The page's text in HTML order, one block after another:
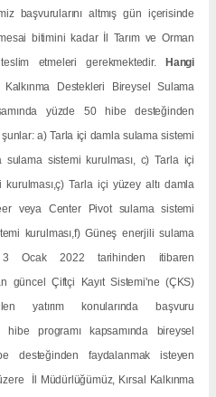
başvurularını altmış gün içerisinde
bitimini kadar İl Tarım ve Orman
etmeleri gerekmektedir.
Hangi
Kalkınma Destekleri Bireysel Sulama
yüzde 50 hibe desteğinden
şunlar:a) Tarla içi damla sulama sistemi
sistemi kurulması, c) Tarla içi
ç) Tarla içi yüzey altı damla
veya Center Pivot sulama sistemi
kurulması,f) Güneş enerjili sulama
3 Ocak 2022 tarihinden itibaren
güncel Çiftçi Kayıt Sistemi'ne (ÇKS)
yatırım konularında başvuru
hibe programı kapsamında bireysel
desteğinden faydalanmak isteyen
İl Müdürlüğümüz, Kırsal Kalkınma